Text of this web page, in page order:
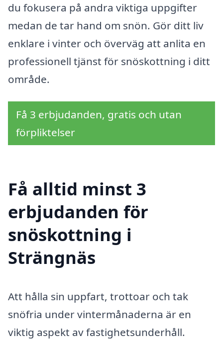
du fokusera på andra viktiga uppgifter
medan de tar hand om snön. Gör ditt liv
enklare i vinter och överväg att anlita en
professionell tjänst för snöskottning i ditt
område.
Få 3 erbjudanden, gratis och utan
förpliktelser
Få alltid minst 3
erbjudanden för
snöskottning i
Strängnäs
Att hålla sin uppfart, trottoar och tak
snöfria under vintermånaderna är en
viktig aspekt av fastighetsunderhåll.